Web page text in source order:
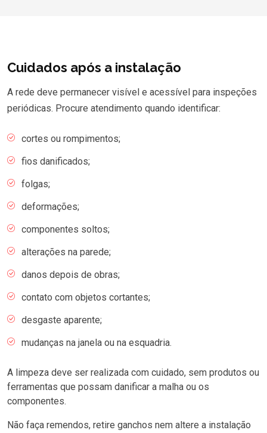
Cuidados após a instalação
A rede deve permanecer visível e acessível para inspeções
periódicas. Procure atendimento quando identificar:
cortes ou rompimentos;
fios danificados;
folgas;
deformações;
componentes soltos;
alterações na parede;
danos depois de obras;
contato com objetos cortantes;
desgaste aparente;
mudanças na janela ou na esquadria.
A limpeza deve ser realizada com cuidado, sem produtos ou
ferramentas que possam danificar a malha ou os
componentes.
Não faça remendos, retire ganchos nem altere a instalação